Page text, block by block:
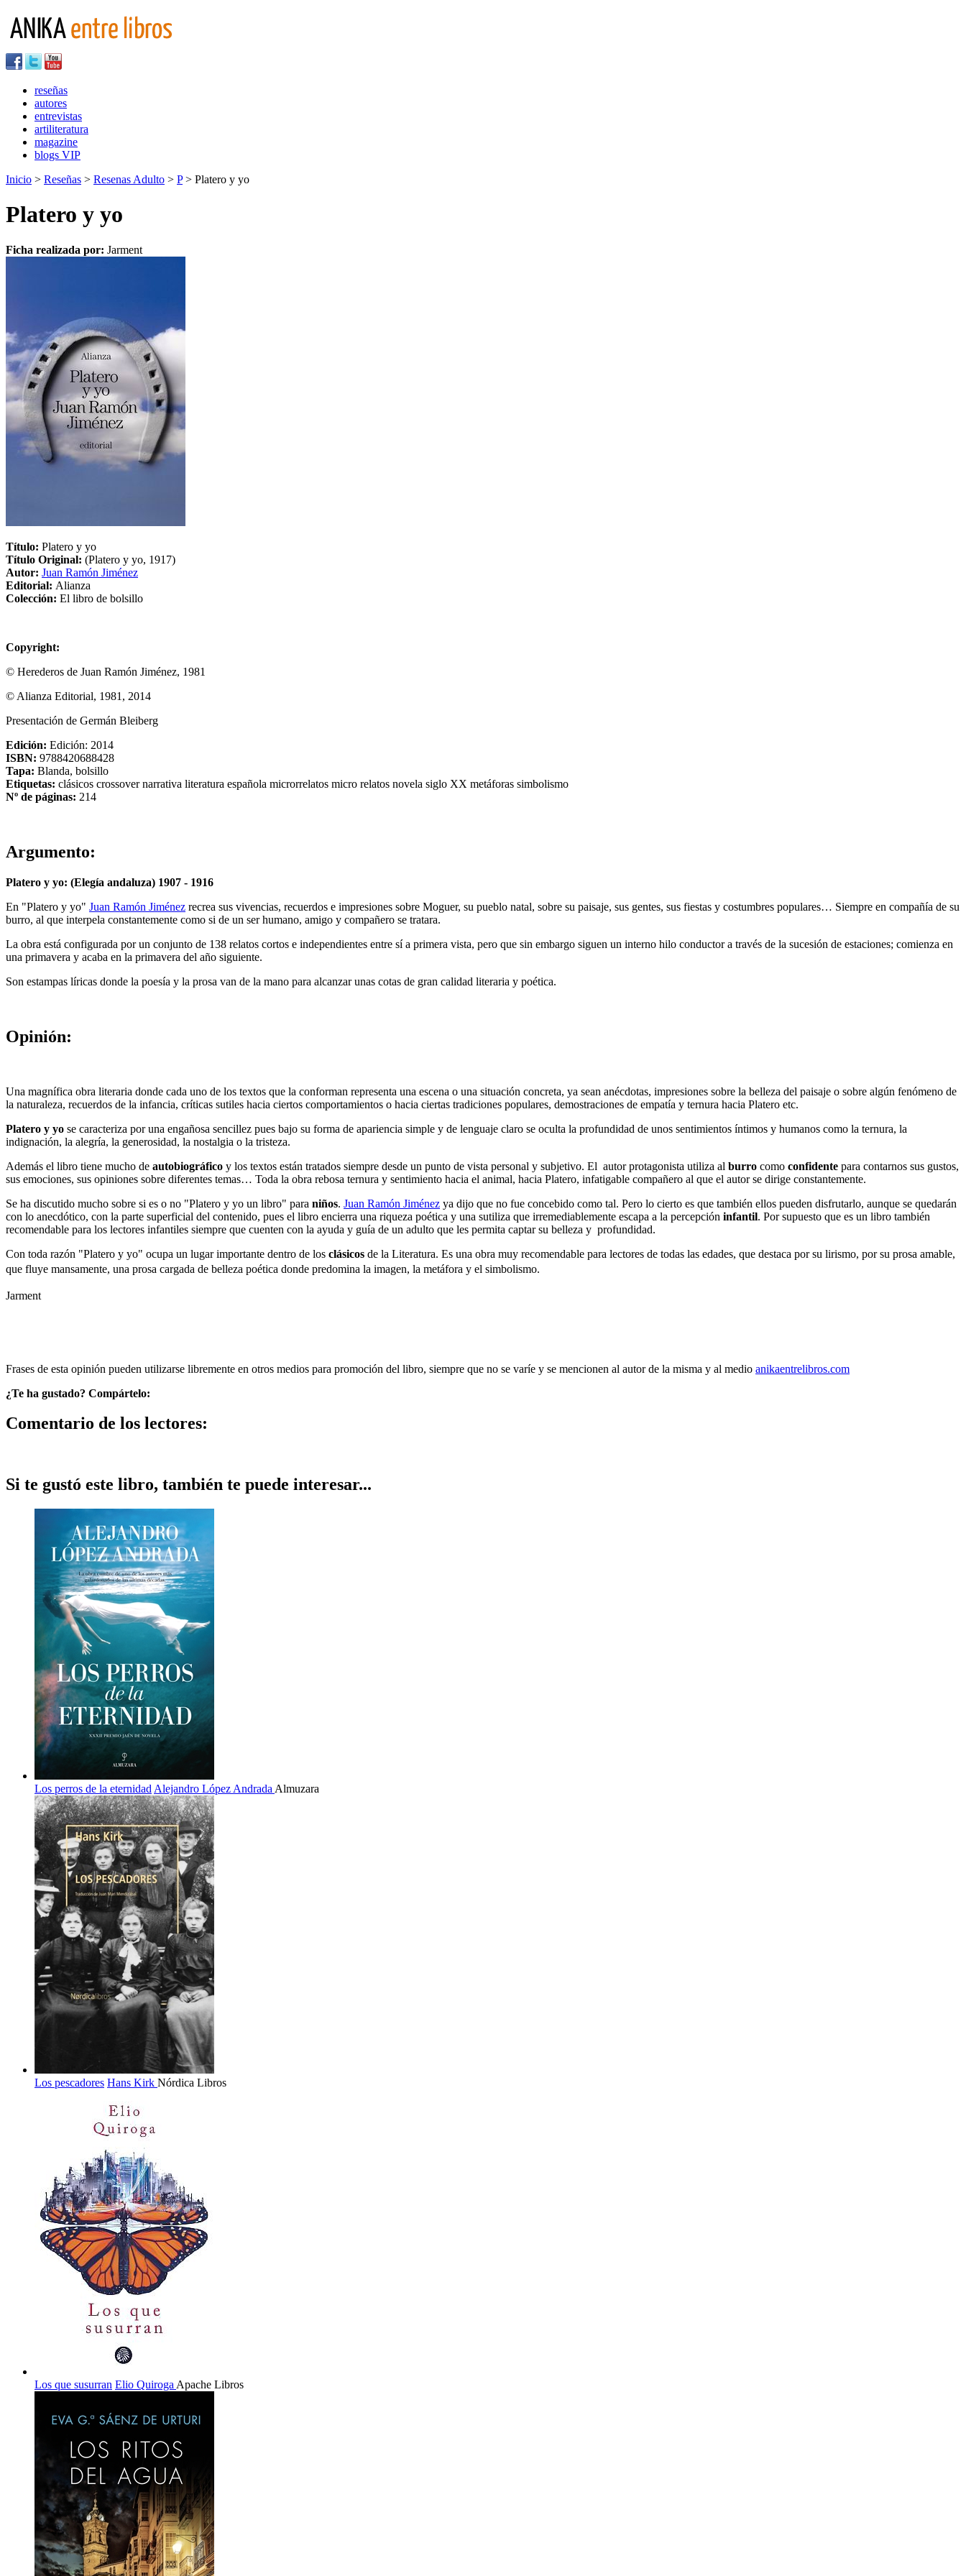
reseñas
autores
entrevistas
artiliteratura
magazine
blogs VIP
Inicio > Reseñas > Resenas Adulto > P> Platero y yo
Platero y yo
Ficha realizada por: Jarment
Título: Platero y yo
Título Original: (Platero y yo, 1917)
Autor: Juan Ramón Jiménez
Editorial: Alianza
Colección: El libro de bolsillo
Copyright:
© Herederos de Juan Ramón Jiménez, 1981
© Alianza Editorial, 1981, 2014
Presentación de Germán Bleiberg
Edición: Edición: 2014
ISBN: 9788420688428
Tapa: Blanda, bolsillo
Etiquetas: clásicos crossovernarrativa literatura española microrrelatos micro relatos novela siglo XX metáforas simbolismo
Nº de páginas: 214
Argumento:
Platero y yo: (Elegía andaluza) 1907 - 1916
En "Platero y yo" Juan Ramón Jiménez recrea sus vivencias, recuerdos e impresiones sobre Moguer, su pueblo natal, sobre su paisaje, sus gentes, sus fiestas y costumbres populares… Siempre en compañía de su
burro, al que interpela constantemente como si de un ser humano, amigo y compañero se tratara.
La obra está configurada por un conjunto de 138 relatos cortos e independientes entre sí a primera vista, pero que sin embargo siguen un interno hilo conductor a través de la sucesión de estaciones; comienza en
una primavera y acaba en la primavera del año siguiente.
Son estampas líricas donde la poesía y la prosa van de la mano para alcanzar unas cotas de gran calidad literaria y poética.
Opinión:
Una magnífica obra literaria donde cada uno de los textos que la conforman representa una escena o una situación concreta, ya sean anécdotas, impresiones sobre la belleza del paisaje o sobre algún fenómeno de
la naturaleza, recuerdos de la infancia, críticas sutiles hacia ciertos comportamientos o hacia ciertas tradiciones populares, demostraciones de empatía y ternura hacia Platero etc.
Platero y yo se caracteriza por una engañosa sencillez pues bajo su forma de apariencia simple y de lenguaje claro se oculta la profundidad de unos sentimientos íntimos y humanos como la ternura, la
indignación, la alegría, la generosidad, la nostalgia o la tristeza.
Además el libro tiene mucho de autobiográfico y los textos están tratados siempre desde un punto de vista personal y subjetivo. El autor protagonista utiliza al burro como confidente para contarnos sus gustos,
sus emociones, sus opiniones sobre diferentes temas… Toda la obra rebosa ternura y sentimiento hacia el animal, hacia Platero, infatigable compañero al que el autor se dirige constantemente.
Se ha discutido mucho sobre si es o no "Platero y yo un libro" para niños. Juan Ramón Jiménez ya dijo que no fue concebido como tal. Pero lo cierto es que también ellos pueden disfrutarlo, aunque se quedarán
con lo anecdótico, con la parte superficial del contenido, pues el libro encierra una riqueza poética y una sutiliza que irremediablemente escapa a la percepción infantil. Por supuesto que es un libro también
recomendable para los lectores infantiles siempre que cuenten con la ayuda y guía de un adulto que les permita captar su belleza y profundidad.
Con toda razón "Platero y yo" ocupa un lugar importante dentro de los clásicos de la Literatura. Es una obra muy recomendable para lectores de todas las edades, que destaca por su lirismo, por su prosa amable,
que fluye mansamente, una prosa cargada de belleza poética donde predomina la imagen, la metáfora y el simbolismo.
Jarment
Frases de esta opinión pueden utilizarse libremente en otros medios para promoción del libro, siempre que no se varíe y se mencionen al autor de la misma y al medio anikaentrelibros.com
¿Te ha gustado? Compártelo:
Comentario de los lectores:
Si te gustó este libro, también te puede interesar...
Los perros de la eternidad Alejandro López Andrada Almuzara
Los pescadores Hans Kirk Nórdica Libros
Los que susurran Elio Quiroga Apache Libros